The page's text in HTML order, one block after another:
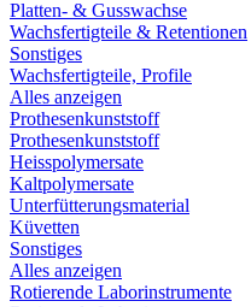
Platten- & Gusswachse
Wachsfertigteile & Retentionen
Sonstiges
Wachsfertigteile, Profile
Alles anzeigen
Prothesenkunststoff
Prothesenkunststoff
Heisspolymersate
Kaltpolymersate
Unterfütterungsmaterial
Küvetten
Sonstiges
Alles anzeigen
Rotierende Laborinstrumente